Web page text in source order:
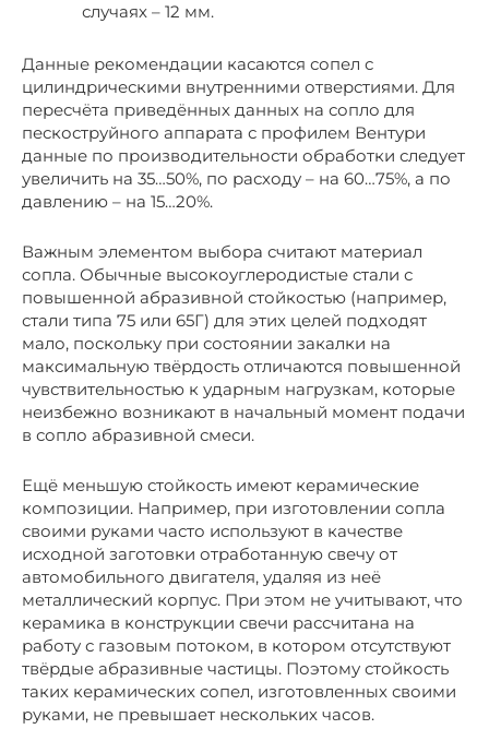
случаях – 12 мм.
Данные рекомендации касаются сопел с
цилиндрическими внутренними отверстиями. Для
пересчёта приведённых данных на сопло для
пескоструйного аппарата с профилем Вентури
данные по производительности обработки следует
увеличить на 35…50%, по расходу – на 60…75%, а по
давлению – на 15…20%.
Важным элементом выбора считают материал
сопла. Обычные высокоуглеродистые стали с
повышенной абразивной стойкостью (например,
стали типа 75 или 65Г) для этих целей подходят
мало, поскольку при состоянии закалки на
максимальную твёрдость отличаются повышенной
чувствительностью к ударным нагрузкам, которые
неизбежно возникают в начальный момент подачи
в сопло абразивной смеси.
Ещё меньшую стойкость имеют керамические
композиции. Например, при изготовлении сопла
своими руками часто используют в качестве
исходной заготовки отработанную свечу от
автомобильного двигателя, удаляя из неё
металлический корпус. При этом не учитывают, что
керамика в конструкции свечи рассчитана на
работу с газовым потоком, в котором отсутствуют
твёрдые абразивные частицы. Поэтому стойкость
таких керамических сопел, изготовленных своими
руками, не превышает нескольких часов.